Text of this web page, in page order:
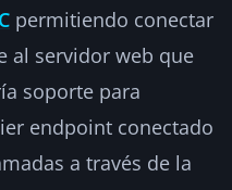
permitiendo conectar
al servidor web que
soporte para
endpoint conectado
a través de la